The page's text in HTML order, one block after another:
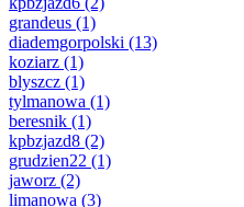
grandeus (1)
diademgorpolski (13)
koziarz (1)
blyszcz (1)
tylmanowa (1)
beresnik (1)
kpbzjazd8 (2)
grudzien22 (1)
jaworz (2)
limanowa (3)